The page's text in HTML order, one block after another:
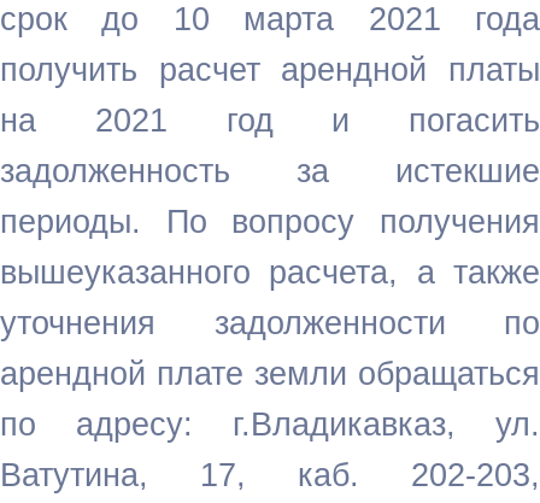
срок до 10 марта 2021 года
получить расчет арендной платы
на 2021 год и погасить
задолженность за истекшие
периоды. По вопросу получения
вышеуказанного расчета, а также
уточнения задолженности по
арендной плате земли обращаться
по адресу: г.Владикавказ, ул.
Ватутина, 17, каб. 202-203,